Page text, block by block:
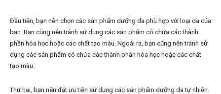
Đầu tiên, bạn nên chọn các sản phẩm dưỡng da phù hợp với loại da của
bạn. Bạn cũng nên tránh sử dụng các sản phẩm có chứa các thành
phần hóa học hoặc các chất tạo màu. Ngoài ra, bạn cũng nên tránh sử
dụng các sản phẩm có chứa các thành phần hóa học hoặc các chất
tạo màu.
Thứ hai, bạn nên đặt ưu tiên sử dụng các sản phẩm dưỡng da tự nhiên.